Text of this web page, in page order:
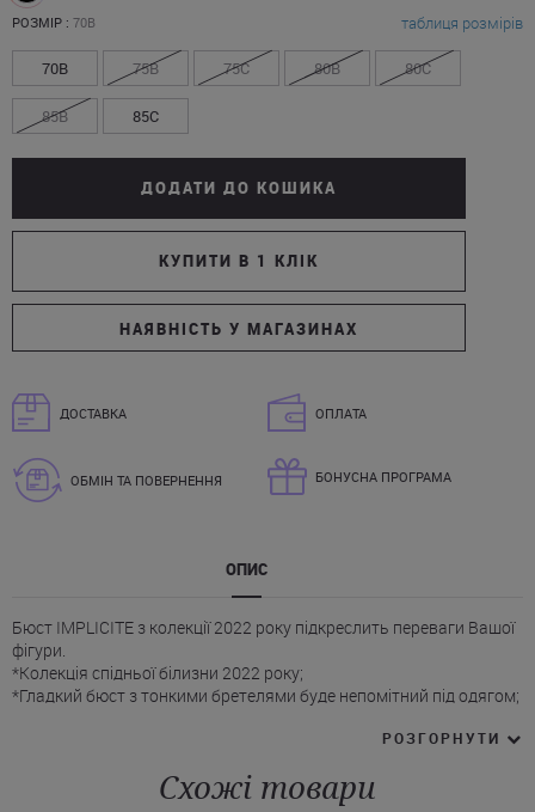
РОЗМІР : 70B таблиця розмірів
70B 75B 75C 80B 80C
85B 85C
ДОДАТИ ДО КОШИКА
КУПИТИ В 1 КЛІК
НАЯВНІСТЬ У МАГАЗИНАХ
ДОСТАВКА ОПЛАТА
ОБМІН ТА ПОВЕРНЕННЯ БОНУСНА ПРОГРАМА
ОПИС
Бюст IMPLICITE з колекції 2022 року підкреслить переваги Вашої
фігури.
*Колекція спідньої білизни 2022 року;
*Гладкий бюст з тонкими бретелями буде непомітний під одягом;
*На спинці є можливість регулювати ліф Імплісіті за об“ємом.
РОЗГОРНУТИ
Схожі товари